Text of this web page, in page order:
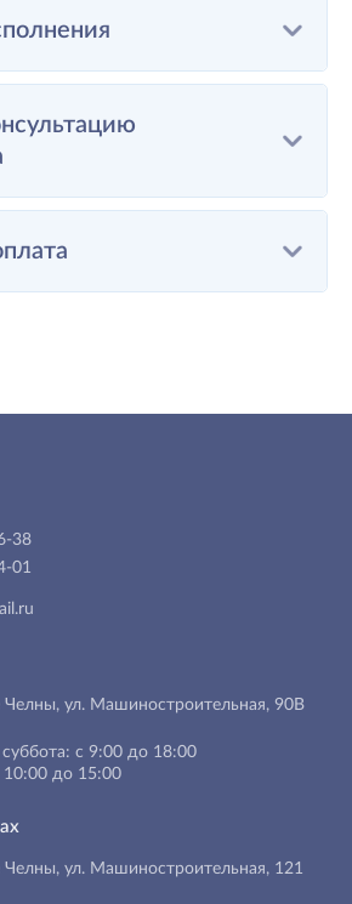
38
01
Челны, ул. Машиностроительная, 90B
с 9:00 до 18:00
10:00 до 15:00
ул. Машиностроительная, 121